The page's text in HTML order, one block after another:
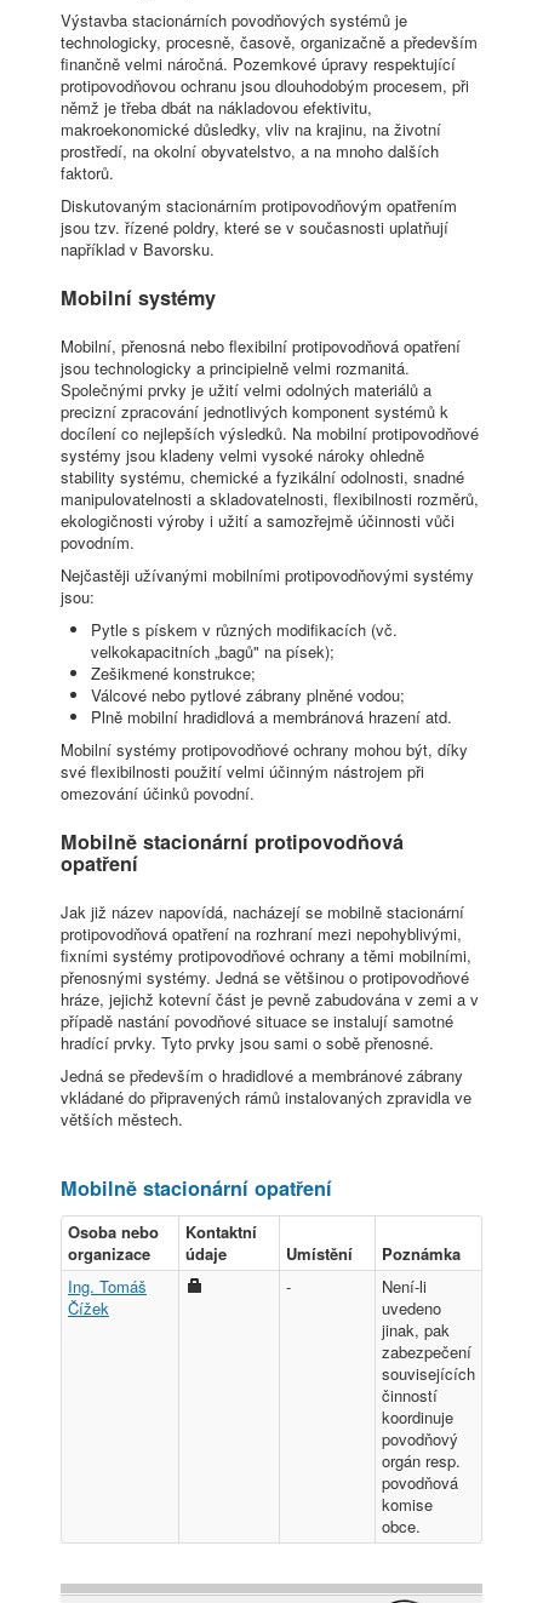
Výstavba stacionárních povodňových systémů je
technologicky, procesně, časově, organizačně a především
finančně velmi náročná. Pozemkové úpravy respektující
protipovodňovou ochranu jsou dlouhodobým procesem, při
němž je třeba dbát na nákladovou efektivitu,
makroekonomické důsledky, vliv na krajinu, na životní
prostředí, na okolní obyvatelstvo, a na mnoho dalších
faktorů.
Diskutovaným stacionárním protipovodňovým opatřením
jsou tzv. řízené poldry, které se v současnosti uplatňují
například v Bavorsku.
Mobilní systémy
Mobilní, přenosná nebo flexibilní protipovodňová opatření
jsou technologicky a principielně velmi rozmanitá.
Společnými prvky je užití velmi odolných materiálů a
precizní zpracování jednotlivých komponent systémů k
docílení co nejlepších výsledků. Na mobilní protipovodňové
systémy jsou kladeny velmi vysoké nároky ohledně
stability systému, chemické a fyzikální odolnosti, snadné
manipulovatelnosti a skladovatelnosti, flexibilnosti rozměrů,
ekologičnosti výroby i užití a samozřejmě účinnosti vůči
povodním.
Nejčastěji užívanými mobilními protipovodňovými systémy
jsou:
Pytle s pískem v různých modifikacích (vč.
velkokapacitních „bagů" na písek);
Zešikmené konstrukce;
Válcové nebo pytlové zábrany plněné vodou;
Plně mobilní hradidlová a membránová hrazení atd.
Mobilní systémy protipovodňové ochrany mohou být, díky
své flexibilnosti použití velmi účinným nástrojem při
omezování účinků povodní.
Mobilně stacionární protipovodňová
opatření
Jak již název napovídá, nacházejí se mobilně stacionární
protipovodňová opatření na rozhraní mezi nepohyblivými,
fixními systémy protipovodňové ochrany a těmi mobilními,
přenosnými systémy. Jedná se většinou o protipovodňové
hráze, jejichž kotevní část je pevně zabudována v zemi a v
případě nastání povodňové situace se instalují samotné
hradící prvky. Tyto prvky jsou sami o sobě přenosné.
Jedná se především o hradidlové a membránové zábrany
vkládané do připravených rámů instalovaných zpravidla ve
větších městech.
Mobilně stacionární opatření
Osoba nebo
organizace
Kontaktní
údaje
Umístění
Poznámka
Ing. Tomáš
Čížek
-
Není-li
uvedeno
jinak, pak
zabezpečení
souvisejících
činností
koordinuje
povodňový
orgán resp.
povodňová
komise
obce.